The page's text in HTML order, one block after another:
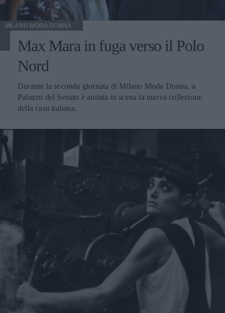
MILANO MODA DONNA
Max Mara in fuga verso il Polo
Nord
Durante la seconda giornata di Milano Moda Donna, a
Palazzo del Senato è andata in scena la nuova collezione
della casa italiana.